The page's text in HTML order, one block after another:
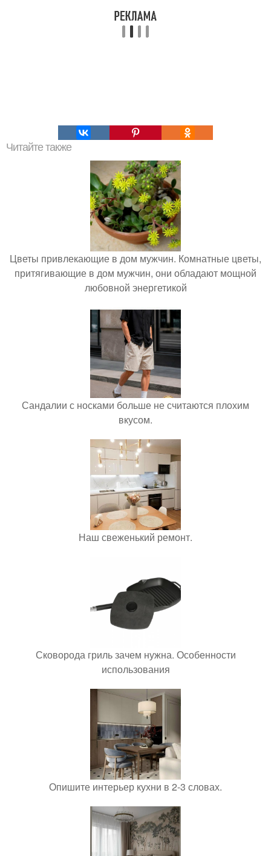
Читайте также
Цветы привлекающие в дом мужчин. Комнатные цветы,
притягивающие в дом мужчин, они обладают мощной
любовной энергетикой
Сандалии с носками больше не считаются плохим
вкусом.
Наш свеженький ремонт.
Сковорода гриль зачем нужна. Особенности
использования
Опишите интерьер кухни в 2-3 словах.